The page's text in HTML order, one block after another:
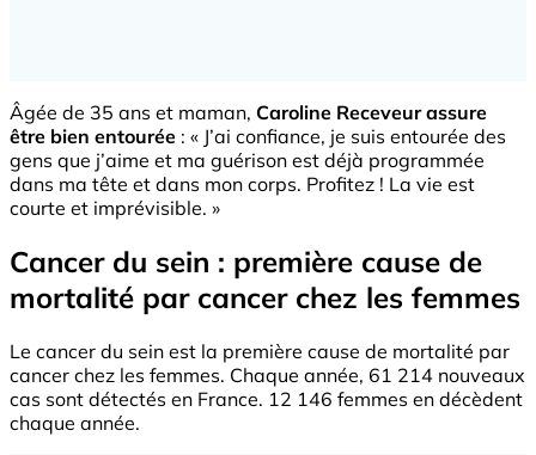
Âgée de 35 ans et maman, Caroline Receveur assure
être bien entourée : « J’ai confiance, je suis entourée des
gens que j’aime et ma guérison est déjà programmée
dans ma tête et dans mon corps. Profitez ! La vie est
courte et imprévisible. »
Cancer du sein : première cause de
mortalité par cancer chez les femmes
Le cancer du sein est la première cause de mortalité par
cancer chez les femmes. Chaque année, 61 214 nouveaux
cas sont détectés en France. 12 146 femmes en décèdent
chaque année.